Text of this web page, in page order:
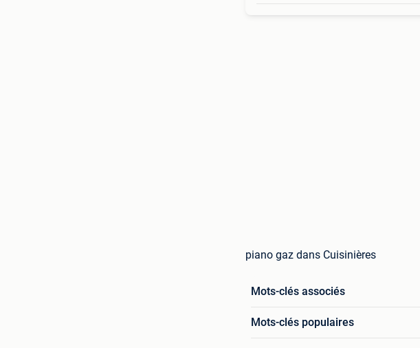
piano gaz dans Cuisinières
Mots-clés associés
Mots-clés populaires